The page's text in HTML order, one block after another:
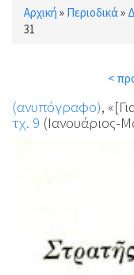
Είστε εδώ
Αρχική » Περιοδικά»
31
<
(ανυπόγραφο),
τχ. 9 (Ιανουάριος-